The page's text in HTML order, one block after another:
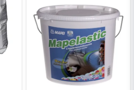
cm)
Tätskikt i våtrum
Skicka fråga